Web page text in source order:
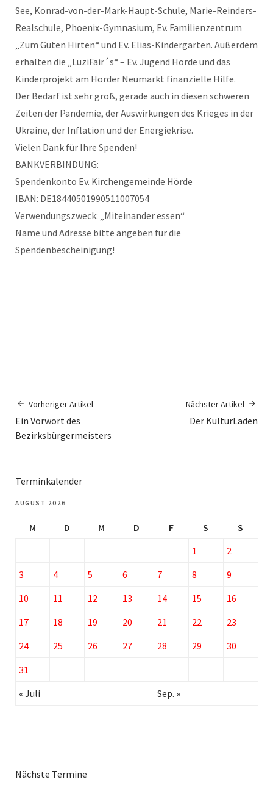
See, Konrad-von-der-Mark-Haupt-Schule, Marie-Reinders-
Realschule, Phoenix-Gymnasium, Ev. Familienzentrum
„Zum Guten Hirten“ und Ev. Elias-Kindergarten. Außerdem
erhalten die „LuziFair´s“ – Ev. Jugend Hörde und das
Kinderprojekt am Hörder Neumarkt finanzielle Hilfe.
Der Bedarf ist sehr groß, gerade auch in diesen schweren
Zeiten der Pandemie, der Auswirkungen des Krieges in der
Ukraine, der Inflation und der Energiekrise.
Vielen Dank für Ihre Spenden!
BANKVERBINDUNG:
Spendenkonto Ev. Kirchengemeinde Hörde
IBAN: DE18440501990511007054
Verwendungszweck: „Miteinander essen“
Name und Adresse bitte angeben für die
Spendenbescheinigung!
Vorheriger Artikel
Ein Vorwort des
Bezirksbürgermeisters
Nächster Artikel
Der KulturLaden
Terminkalender
AUGUST 2026
M D M D F S
S
1
2
3
4 5 6 7 8
9
10
11 12 13 14 15
16
17
18 19 20 21 22
23
24
25 26 27 28 29
30
31
« Juli
Sep. »
Nächste Termine